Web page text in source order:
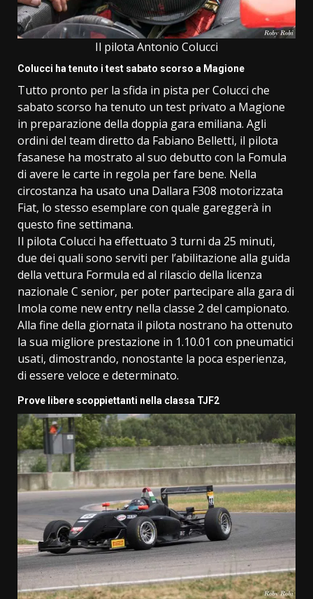
Il pilota Antonio Colucci
Colucci ha tenuto i test sabato scorso a Magione
Tutto pronto per la sfida in pista per Colucci che
sabato scorso ha tenuto un test privato a Magione
in preparazione della doppia gara emiliana. Agli
ordini del team diretto da Fabiano Belletti, il pilota
fasanese ha mostrato al suo debutto con la Fomula
di avere le carte in regola per fare bene. Nella
circostanza ha usato una Dallara F308 motorizzata
Fiat, lo stesso esemplare con quale gareggerà in
questo fine settimana.
Il pilota Colucci ha effettuato 3 turni da 25 minuti,
due dei quali sono serviti per l’abilitazione alla guida
della vettura Formula ed al rilascio della licenza
nazionale C senior, per poter partecipare alla gara di
Imola come new entry nella classe 2 del campionato.
Alla fine della giornata il pilota nostrano ha ottenuto
la sua migliore prestazione in 1.10.01 con pneumatici
usati, dimostrando, nonostante la poca esperienza,
di essere veloce e determinato.
Prove libere scoppiettanti nella classa TJF2